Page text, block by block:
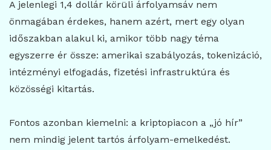
A jelenlegi 1,4 dollár körüli árfolyamsáv nem
önmagában érdekes, hanem azért, mert egy olyan
időszakban alakul ki, amikor több nagy téma
egyszerre ér össze: amerikai szabályozás, tokenizáció,
intézményi elfogadás, fizetési infrastruktúra és
közösségi kitartás.
Fontos azonban kiemelni: a kriptopiacon a „jó hír”
nem mindig jelent tartós árfolyam-emelkedést.